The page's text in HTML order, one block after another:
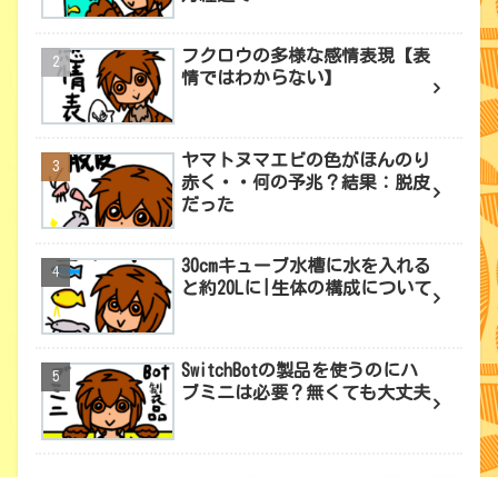
フクロウの多様な感情表現【表
情ではわからない】
ヤマトヌマエビの色がほんのり
赤く・・何の予兆？結果：脱皮
だった
30cmキューブ水槽に水を入れる
と約20Lに|生体の構成について
SwitchBotの製品を使うのにハ
ブミニは必要？無くても大丈夫